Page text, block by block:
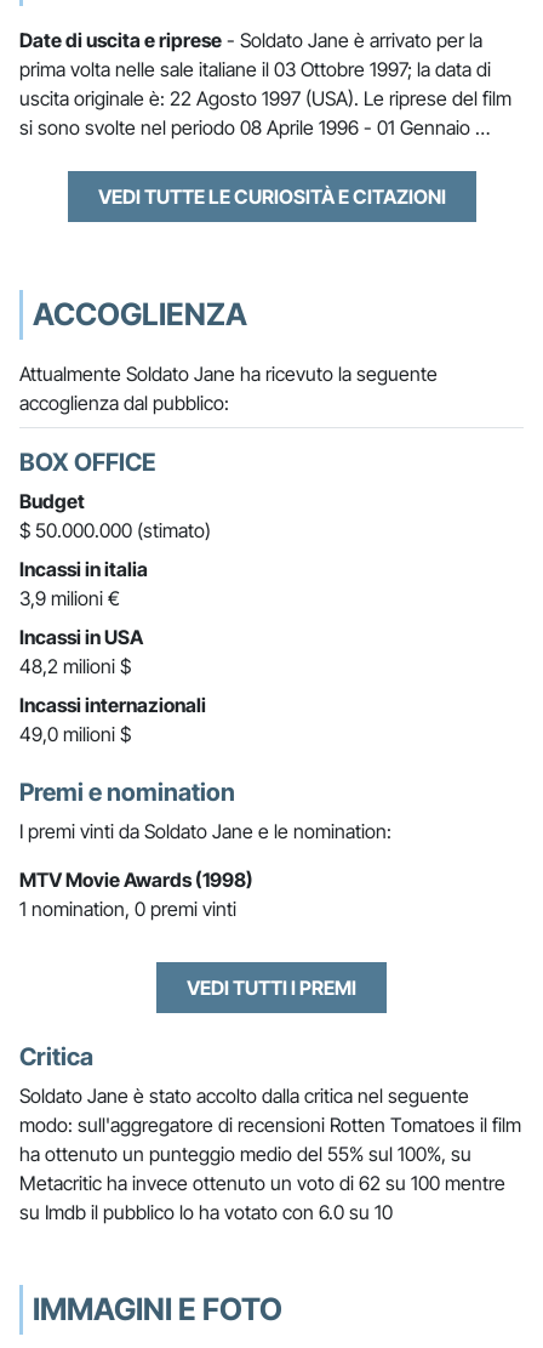
Date di uscita e riprese - Soldato Jane è arrivato per la
prima volta nelle sale italiane il 03 Ottobre 1997; la data di
uscita originale è: 22 Agosto 1997 (USA). Le riprese del film
si sono svolte nel periodo 08 Aprile 1996 - 01 Gennaio …
VEDI TUTTE LE CURIOSITÀ E CITAZIONI
ACCOGLIENZA
Attualmente Soldato Jane ha ricevuto la seguente
accoglienza dal pubblico:
BOX OFFICE
Budget
$ 50.000.000 (stimato)
Incassi in italia
3,9 milioni €
Incassi in USA
48,2 milioni $
Incassi internazionali
49,0 milioni $
Premi e nomination
I premi vinti da Soldato Jane e le nomination:
MTV Movie Awards (1998)
1 nomination, 0 premi vinti
VEDI TUTTI I PREMI
Critica
Soldato Jane è stato accolto dalla critica nel seguente
modo: sull'aggregatore di recensioni Rotten Tomatoes il film
ha ottenuto un punteggio medio del 55% sul 100%, su
Metacritic ha invece ottenuto un voto di 62 su 100 mentre
su Imdb il pubblico lo ha votato con 6.0 su 10
IMMAGINI E FOTO